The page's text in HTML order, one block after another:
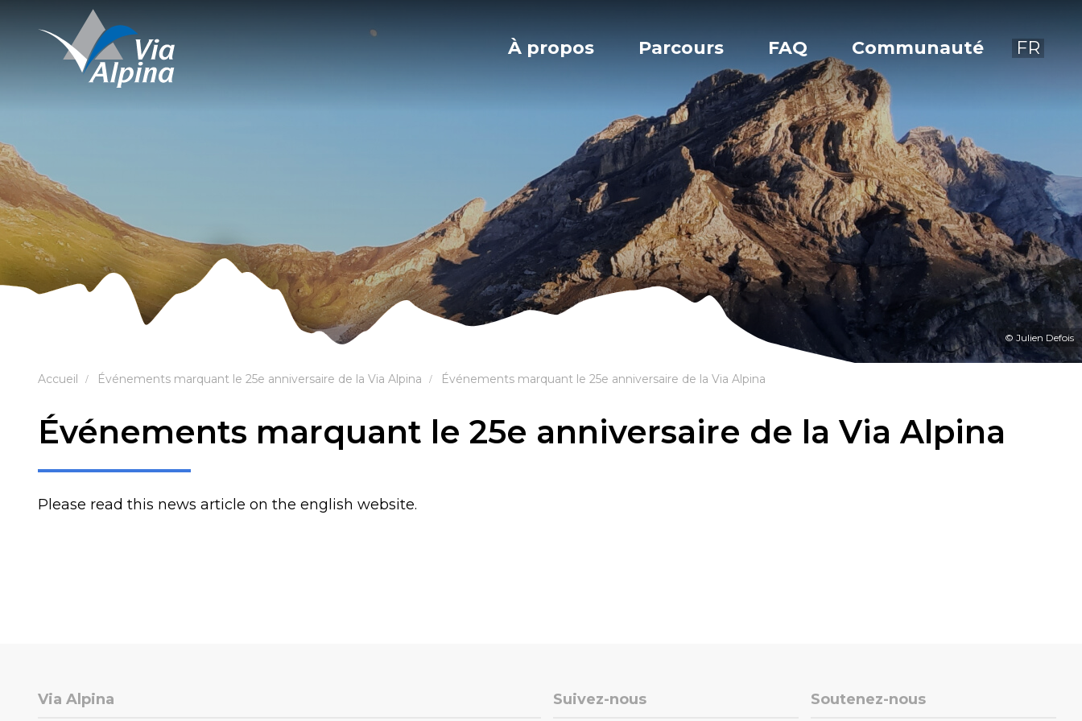
À propos Parcours FAQ Communauté FR
© Julien Defois
Accueil Événements marquant le 25e anniversaire de la Via Alpina Événements marquant le 25e anniversaire de la Via Alpina
Événements marquant le 25e anniversaire de la Via Alpina
Please read this news article on the english website.
Via Alpina Suivez-nous Soutenez-nous